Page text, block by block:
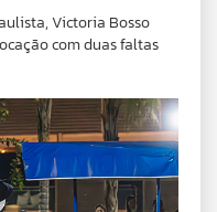
Victoria Bosso
com duas faltas